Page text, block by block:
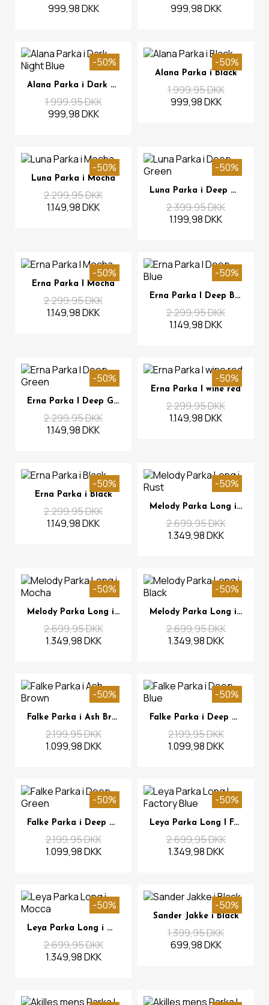
999,98 DKK
999,98 DKK
Se mere
-50%
Alana Parka i Dark Night Blue
1.999,95 DKK
999,98 DKK
Se mere
-50%
Alana Parka i Black
1.999,95 DKK
999,98 DKK
Se mere
-50%
Luna Parka i Mocha
2.299,95 DKK
1.149,98 DKK
Se mere
-50%
Luna Parka i Deep Green
2.399,95 DKK
1.199,98 DKK
Se mere
-50%
Erna Parka I Mocha
2.299,95 DKK
1.149,98 DKK
Se mere
-50%
Erna Parka I Deep Blue
2.299,95 DKK
1.149,98 DKK
Se mere
-50%
Erna Parka I Deep Green
2.299,95 DKK
1.149,98 DKK
Se mere
-50%
Erna Parka I wine red
2.299,95 DKK
1.149,98 DKK
Se mere
-50%
Erna Parka i Black
2.299,95 DKK
1.149,98 DKK
Se mere
-50%
Melody Parka Long i Rust
2.699,95 DKK
1.349,98 DKK
Se mere
-50%
Melody Parka Long i Mocha
2.699,95 DKK
1.349,98 DKK
Se mere
-50%
Melody Parka Long i Black
2.699,95 DKK
1.349,98 DKK
Se mere
-50%
Falke Parka i Ash Brown
2.199,95 DKK
1.099,98 DKK
Se mere
-50%
Falke Parka i Deep Blue
2.199,95 DKK
1.099,98 DKK
Se mere
-50%
Falke Parka i Deep Green
2.199,95 DKK
1.099,98 DKK
Se mere
-50%
Leya Parka Long I Factory Blue
2.699,95 DKK
1.349,98 DKK
Se mere
-50%
Leya Parka Long i Mocca
2.699,95 DKK
1.349,98 DKK
Se mere
-50%
Sander Jakke i Black
1.399,95 DKK
699,98 DKK